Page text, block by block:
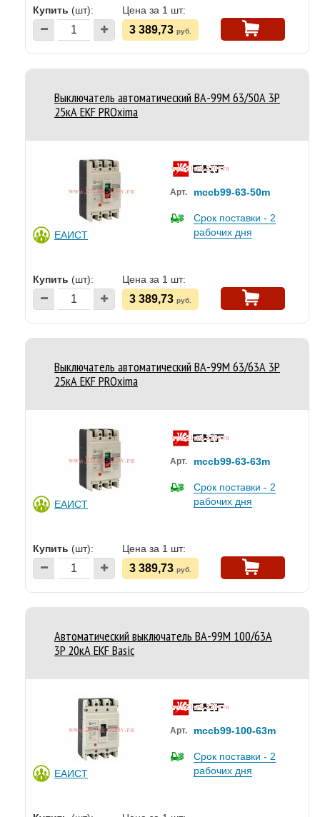
Купить (шт): Цена за 1 шт:
3 389,73 руб.
Выключатель автоматический ВА-99M 63/50А 3P
25кА EKF PROxima
ЕАИСТ
Арт. mccb99-63-50m
Срок поставки - 2
рабочих дня
Купить (шт): Цена за 1 шт:
3 389,73 руб.
Выключатель автоматический ВА-99M 63/63А 3P
25кА EKF PROxima
ЕАИСТ
Арт. mccb99-63-63m
Срок поставки - 2
рабочих дня
Купить (шт): Цена за 1 шт:
3 389,73 руб.
Автоматический выключатель ВА-99М 100/63А
3P 20кА EKF Basic
ЕАИСТ
Арт. mccb99-100-63m
Срок поставки - 2
рабочих дня